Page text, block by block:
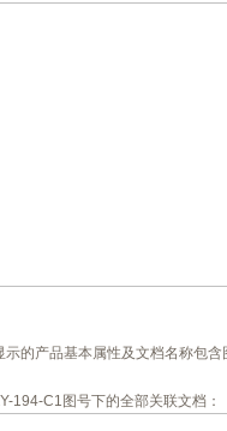
示的产品基本属性及文档名称包含
194-C1图号下的全部关联文档：